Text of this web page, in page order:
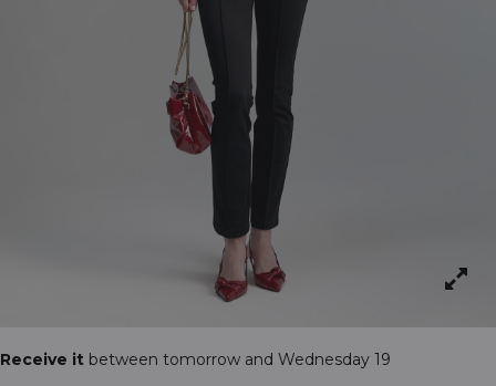
Receive it between tomorrow and Wednesday 19